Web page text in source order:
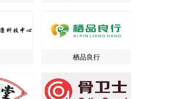
栖品良行